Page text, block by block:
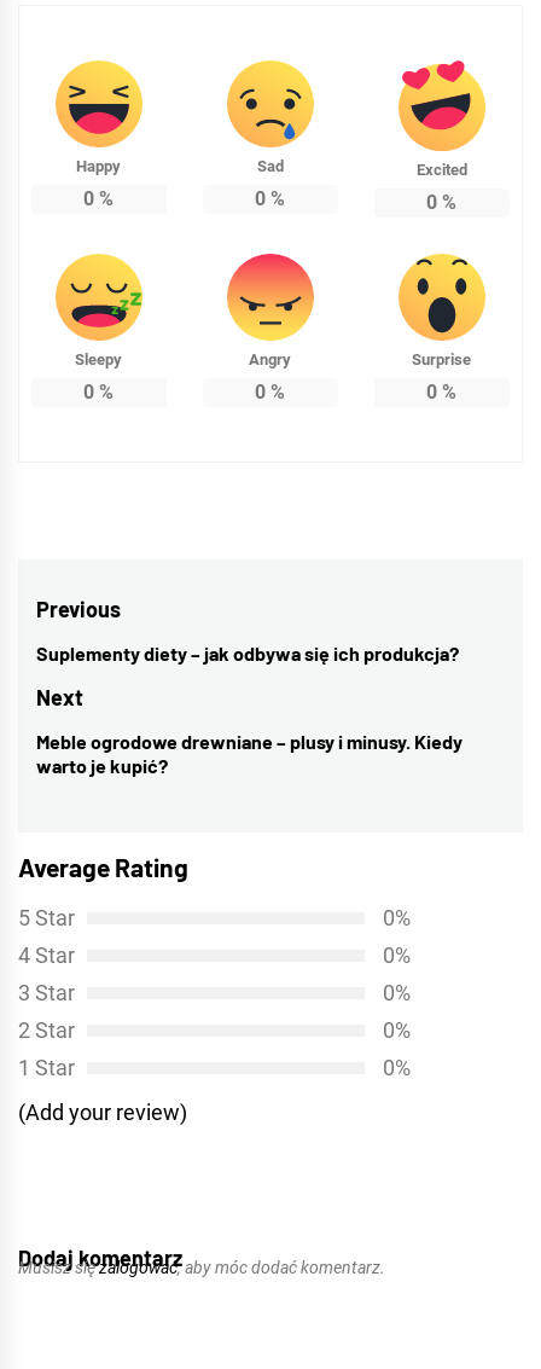
Happy
0 %
Sad
0 %
Excited
0 %
Sleepy
0 %
Angry
0 %
Surprise
0 %
Nawigacja
wpisu
Previous
Previous
post:
Suplementy diety – jak odbywa się ich produkcja?
Next
Next
post:
Meble ogrodowe drewniane – plusy i minusy. Kiedy
warto je kupić?
Average Rating
5 Star
0%
4 Star
0%
3 Star
0%
2 Star
0%
1 Star
0%
(Add your review)
Dodaj komentarz
Musisz sięzalogować, aby móc dodać komentarz.